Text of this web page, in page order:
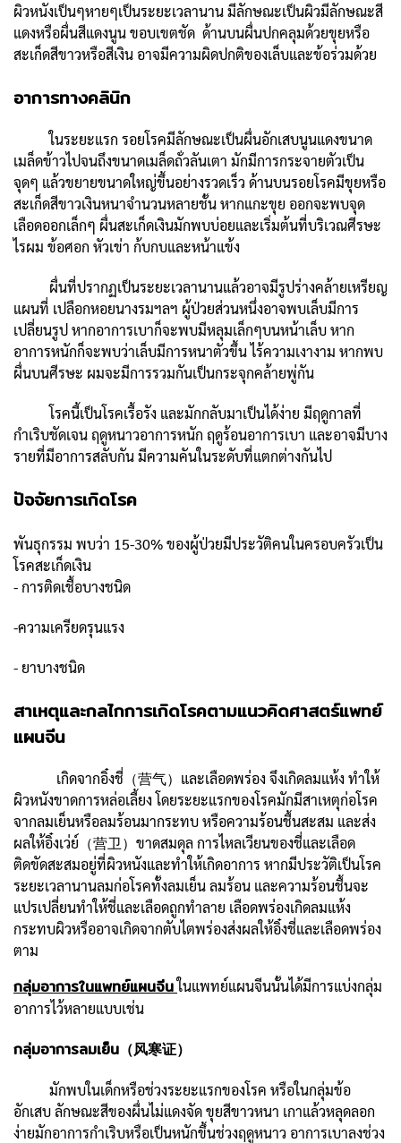
ผิวหนังเป็นๆหายๆเป็นระยะเวลานาน มีลักษณะเป็นผิวมีลักษณะสี
แดงหรือผื่นสีแดงนูน ขอบเขตชัด ด้านบนผื่นปกคลุมด้วยขุยหรือ
สะเก็ดสีขาวหรือสีเงิน อาจมีความผิดปกติของเล็บและข้อร่วมด้วย
อาการทางคลินิก
ในระยะแรก รอยโรคมีลักษณะเป็นผื่นอักเสบนูนแดงขนาด
เมล็ดข้าวไปจนถึงขนาดเมล็ดถั่วลันเตา มักมีการกระจายตัวเป็น
จุดๆ แล้วขยายขนาดใหญ่ขึ้นอย่างรวดเร็ว ด้านบนรอยโรคมีขุยหรือ
สะเก็ดสีขาวเงินหนาจำนวนหลายชั้น หากแกะขุย ออกจะพบจุด
เลือดออกเล็กๆ ผื่นสะเก็ดเงินมักพบบ่อยและเริ่มต้นที่บริเวณศีรษะ
ไรผม ข้อศอก หัวเข่า ก้บกบและหน้าแข้ง
ผื่นที่ปรากฏเป็นระยะเวลานานแล้วอาจมีรูปร่างคล้ายเหรียญ
แผนที่ เปลือกหอยนางรมฯลฯ ผู้ป่วยส่วนหนึ่งอาจพบเล็บมีการ
เปลี่ยนรูป หากอาการเบาก็จะพบมีหลุมเล็กๆบนหน้าเล็บ หาก
อาการหนักก็จะพบว่าเล็บมีการหนาตัวขึ้น ไร้ความเงางาม หากพบ
ผื่นบนศีรษะ ผมจะมีการรวมกันเป็นกระจุกคล้ายพู่กัน
โรคนี้เป็นโรคเรื้อรัง และมักกลับมาเป็นได้ง่าย มีฤดูกาลที่
กำเริบชัดเจน ฤดูหนาวอาการหนัก ฤดูร้อนอาการเบา และอาจมีบาง
รายที่มีอาการสลับกัน มีความคันในระดับที่แตกต่างกันไป
ปัจจัยการเกิดโรค
พันธุกรรม พบว่า 15-30% ของผู้ป่วยมีประวัติคนในครอบครัวเป็น
โรคสะเก็ดเงิน
- การติดเชื้อบางชนิด
-ความเครียดรุนแรง
- ยาบางชนิด
สาเหตุและกลไกการเกิดโรคตามแนวคิดศาสตร์แพทย์
แผนจีน
เกิดจากอิ๋งชี่（营气）และเลือดพร่อง จึงเกิดลมแห้ง ทำให้
ผิวหนังขาดการหล่อเลี้ยง โดยระยะแรกของโรคมักมีสาเหตุก่อโรค
จากลมเย็นหรือลมร้อนมากระทบ หรือความร้อนชื้นสะสม และส่ง
ผลให้อิ๋งเว่ย์（营卫）ขาดสมดุล การไหลเวียนของชี่และเลือด
ติดขัดสะสมอยู่ที่ผิวหนังและทำให้เกิดอาการ หากมีประวัติเป็นโรค
ระยะเวลานานลมก่อโรคทั้งลมเย็น ลมร้อน และความร้อนชื้นจะ
แปรเปลี่ยนทำให้ชี่และเลือดถูกทำลาย เลือดพร่องเกิดลมแห้ง
กระทบผิวหรืออาจเกิดจากตับไตพร่องส่งผลให้อิ๋งชี่และเลือดพร่อง
ตาม
กลุ่มอาการในแพทย์แผนจีนในแพทย์แผนจีนนั้นได้มีการแบ่งกลุ่ม
อาการไว้หลายแบบเช่น
กลุ่มอาการลมเย็น（风寒证）
มักพบในเด็กหรือช่วงระยะแรกของโรค หรือในกลุ่มข้อ
อักเสบ ลักษณะสีของผื่นไม่แดงจัด ขุยสีขาวหนา เกาแล้วหลุดลอก
ง่ายมักอาการกำเริบหรือเป็นหนักขึ้นช่วงฤดูหนาว อาการเบาลงช่วง